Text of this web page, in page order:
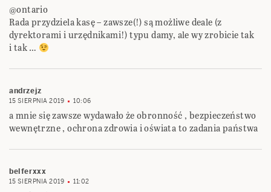
@ontario
Rada przydziela kasę – zawsze(!) są możliwe deale (z
dyrektorami i urzędnikami!) typu damy, ale wy zrobicie tak
i tak …
andrzejz
15 SIERPNIA 2019 10:06
a mnie się zawsze wydawało że obronność , bezpieczeństwo
wewnętrzne , ochrona zdrowia i oświata to zadania państwa
belferxxx
15 SIERPNIA 2019 11:02